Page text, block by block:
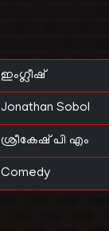
ഇംഗ്ലീഷ്
Jonathan Sobol
ശ്രീകേഷ് പി എം
Comedy